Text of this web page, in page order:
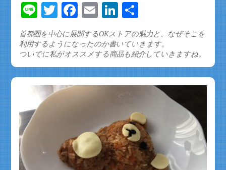
LineTwitterFacebook
EmailLinkedIn
有
首都圏を中心に展開するOKストアの魅力と、なぜそこを
利用するようになったのか書いていきます。
ついでに私がオススメする商品も紹介していきますね。